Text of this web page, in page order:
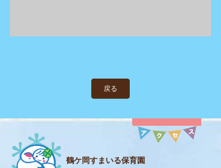
戻る
鶴ケ岡すまいる保育園